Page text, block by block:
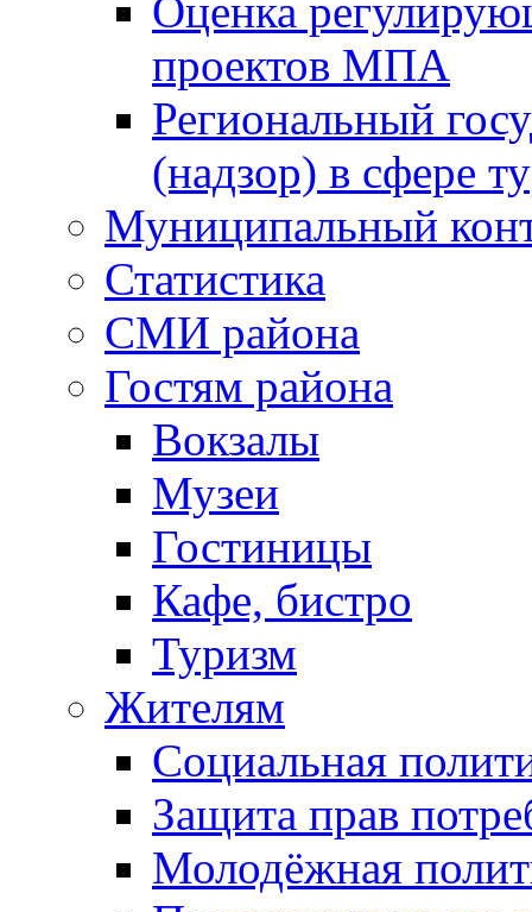
Оценка
проектов МПА
Региональный
(надзор) в сфере
Муниципальный
Статистика
СМИ района
Гостям района
Вокзалы
Музеи
Гостиницы
Кафе, бистро
Туризм
Жителям
Социальная
Защита прав
Молодёжная